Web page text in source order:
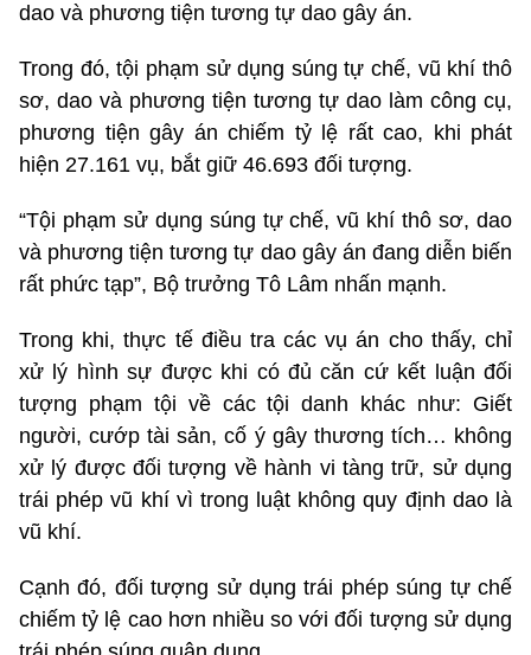
dao và phương tiện tương tự dao gây án.
Trong đó, tội phạm sử dụng súng tự chế, vũ khí thô
sơ, dao và phương tiện tương tự dao làm công cụ,
phương tiện gây án chiếm tỷ lệ rất cao, khi phát
hiện 27.161 vụ, bắt giữ 46.693 đối tượng.
“Tội phạm sử dụng súng tự chế, vũ khí thô sơ, dao
và phương tiện tương tự dao gây án đang diễn biến
rất phức tạp”, Bộ trưởng Tô Lâm nhấn mạnh.
Trong khi, thực tế điều tra các vụ án cho thấy, chỉ
xử lý hình sự được khi có đủ căn cứ kết luận đối
tượng phạm tội về các tội danh khác như: Giết
người, cướp tài sản, cố ý gây thương tích… không
xử lý được đối tượng về hành vi tàng trữ, sử dụng
trái phép vũ khí vì trong luật không quy định dao là
vũ khí.
Cạnh đó, đối tượng sử dụng trái phép súng tự chế
chiếm tỷ lệ cao hơn nhiều so với đối tượng sử dụng